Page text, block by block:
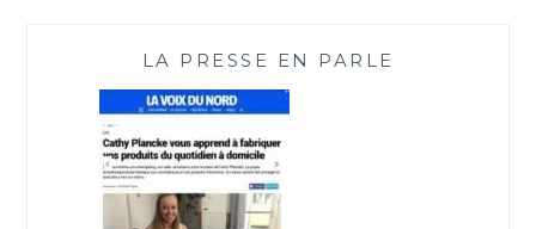
LA PRESSE EN PARLE